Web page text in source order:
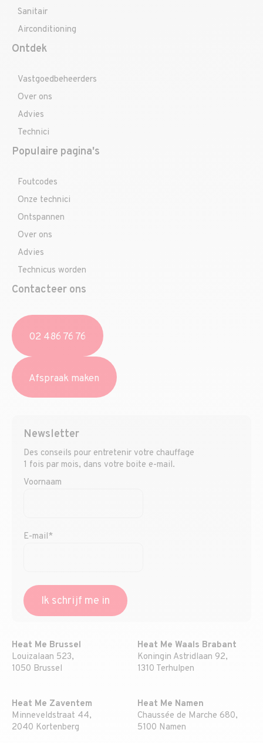
Sanitair
Airconditioning
Ontdek
Vastgoedbeheerders
Over ons
Advies
Technici
Populaire pagina's
Foutcodes
Onze technici
Ontspannen
Over ons
Advies
Technicus worden
Contacteer ons
02 486 76 76
Afspraak maken
Newsletter
Des conseils pour entretenir votre chauffage
1 fois par mois, dans votre boite e-mail.
Voornaam
E-mail*
Heat Me Brussel
Louizalaan 523,
1050 Brussel
Heat Me Waals Brabant
Koningin Astridlaan 92,
1310 Terhulpen
Heat Me Zaventem
Minneveldstraat 44,
2040 Kortenberg
Heat Me Namen
Chaussée de Marche 680,
5100 Namen